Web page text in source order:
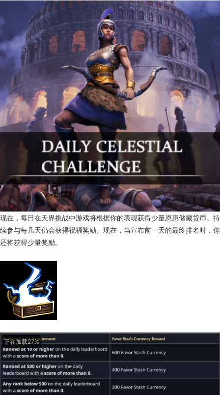
新恩惠储藏来源：每日天界挑战
续参与每几天仍会获得祝福奖励。现在，当宣布前一天的最终排名时，你
还将获得少量奖励。
正在加载27%